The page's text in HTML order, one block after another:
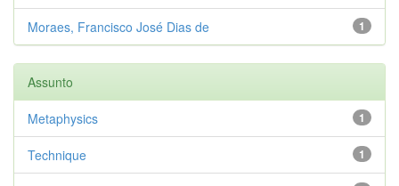
1
Moraes, Francisco José Dias de
Assunto
1
Metaphysics
1
Technique